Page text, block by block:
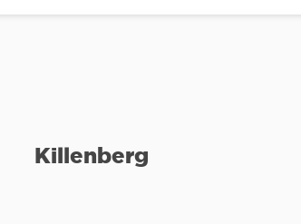
вакуумные
Killenberg